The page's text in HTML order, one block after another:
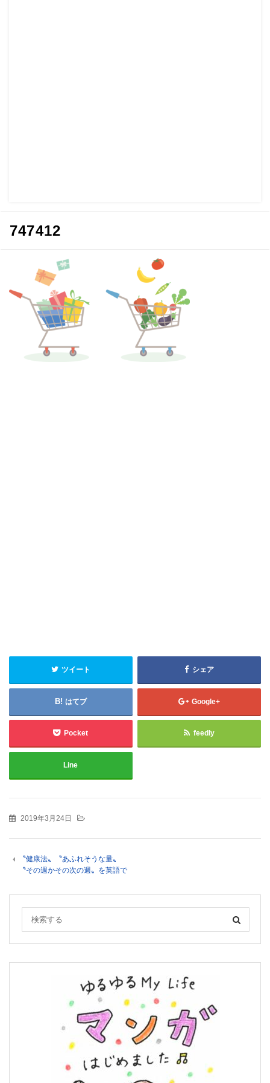
747412
ツイート シェア
はてブ Google+
Pocket feedly
Line
2019年3月24日
〝健康法〟〝あふれそうな量〟
〝その週かその次の週〟を英語で